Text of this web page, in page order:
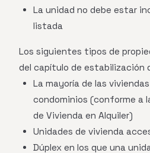
La unidad no debe estar
listada
Los siguientes tipos de
del capítulo de estabilización
La mayoría de las
condominios (conforme a
de Vivienda en Alquiler)
Unidades de vivienda
Dúplex en los que una